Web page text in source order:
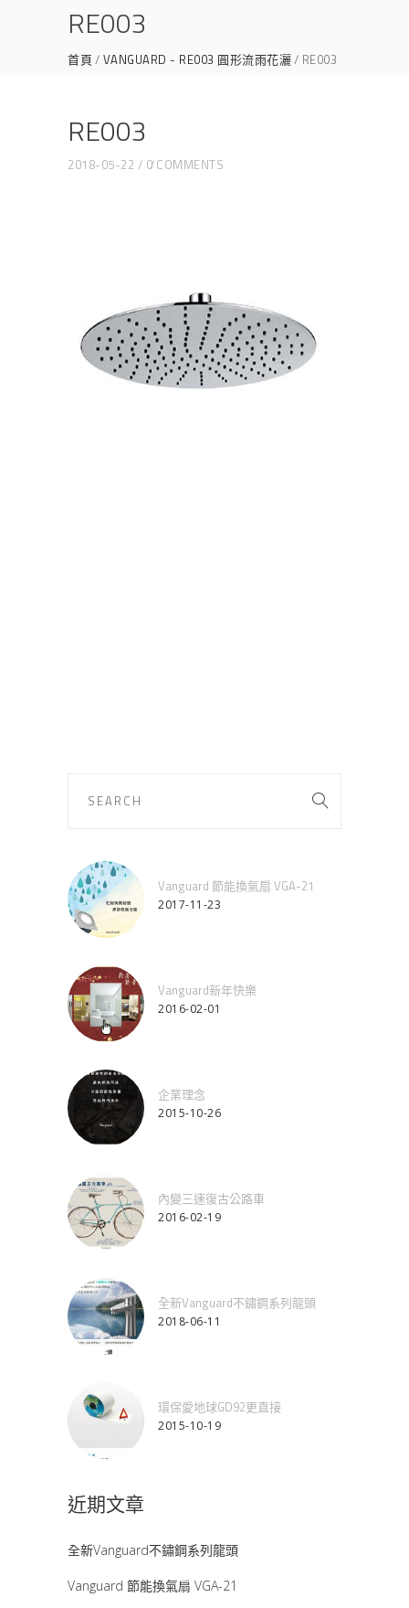
RE003
首頁 VANGUARD - RE003 圓形流雨花灑 RE003
RE003
2018-05-22 0 COMMENTS
Vanguard 節能換氣扇 VGA-21
2017-11-23
Vanguard新年快樂
2016-02-01
企業理念
2015-10-26
內變三速復古公路車
2016-02-19
全新Vanguard不鏽鋼系列龍頭
2018-06-11
環保愛地球GD92更直接
2015-10-19
近期文章
全新Vanguard不鏽鋼系列龍頭
Vanguard 節能換氣扇 VGA-21